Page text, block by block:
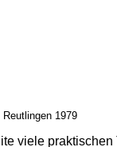
1979
viele